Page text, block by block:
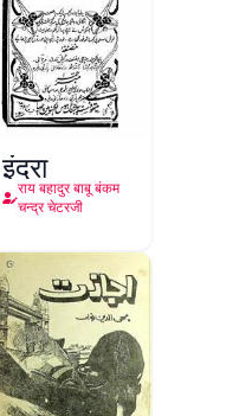
इंद्रा
राय बहादुर बाबू बंकम
चन्द्र चेटरजी